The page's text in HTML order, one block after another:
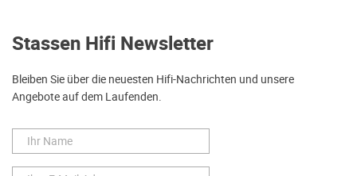
Stassen Hifi Newsletter
Bleiben Sie über die neuesten Hifi-Nachrichten und unsere
Angebote auf dem Laufenden.